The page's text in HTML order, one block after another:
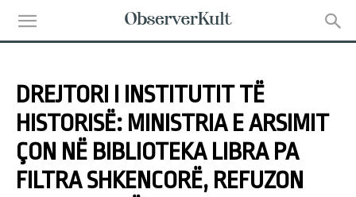
DREJTORI I INSTITUTIT TË
HISTORISË: MINISTRIA E ARSIMIT
ÇON NË BIBLIOTEKA LIBRA PA
FILTRA SHKENCORË, REFUZON